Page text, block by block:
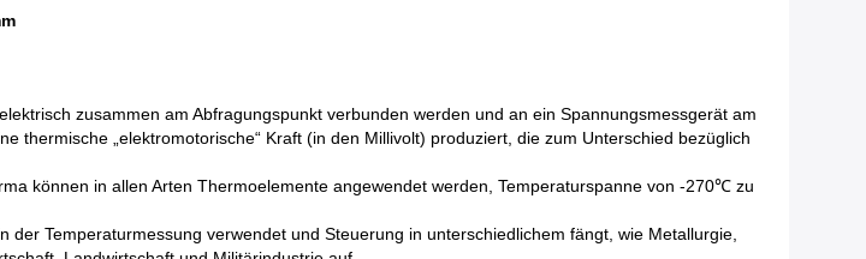
zusammen am Abfragungspunkt verbunden werden und an ein Spannungsmessgerät am
thermische „elektromotorische“ Kraft (in den Millivolt) produziert, die zum Unterschied bezüglich
können in allen Arten Thermoelemente angewendet werden, Temperaturspanne von -270℃ zu
Temperaturmessung verwendet und Steuerung in unterschiedlichem fängt, wie Metallurgie,